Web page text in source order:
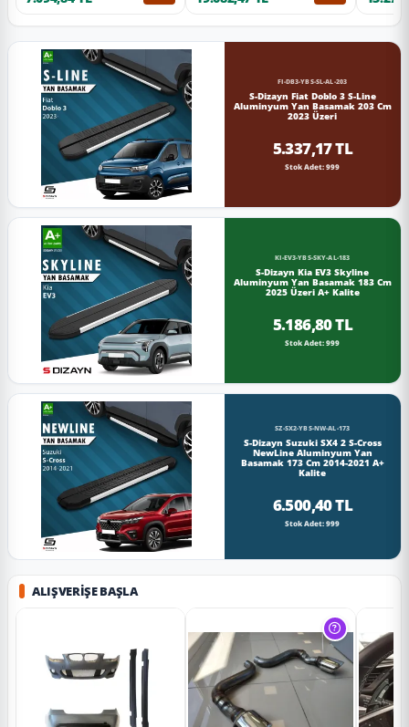
FI-DB3-YBS-SL-AL-203
S-Dizayn Fiat Doblo 3 S-Line
Aluminyum Yan Basamak 203 Cm
2023 Üzeri
5.337,17 TL
Stok Adet: 999
KI-EV3-YBS-SKY-AL-183
S-Dizayn Kia EV3 Skyline
Aluminyum Yan Basamak 183 Cm
2025 Üzeri A+ Kalite
5.186,80 TL
Stok Adet: 999
SZ-SX2-YBS-NW-AL-173
S-Dizayn Suzuki SX4 2 S-Cross
NewLine Aluminyum Yan
Basamak 173 Cm 2014-2021 A+
Kalite
6.500,40 TL
Stok Adet: 999
ALIŞVERIŞE BAŞLA